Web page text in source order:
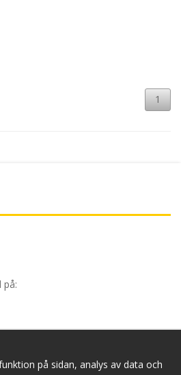
1
på:
och säkert och betalar mot faktura,
på sidan, analys av data och